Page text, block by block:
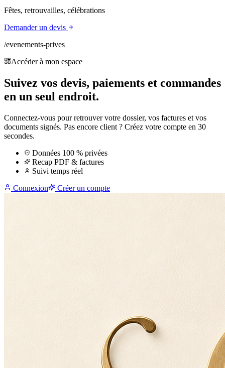
Fêtes, retrouvailles, célébrations
Demander un devis
/evenements-prives
Accéder à mon espace
Suivez vos devis, paiements et commandes
en un seul endroit.
Connectez-vous pour retrouver votre dossier, vos factures et vos
documents signés. Pas encore client ? Créez votre compte en 30
secondes.
Données 100 % privées
Recap PDF & factures
Suivi temps réel
Connexion
Créer un compte